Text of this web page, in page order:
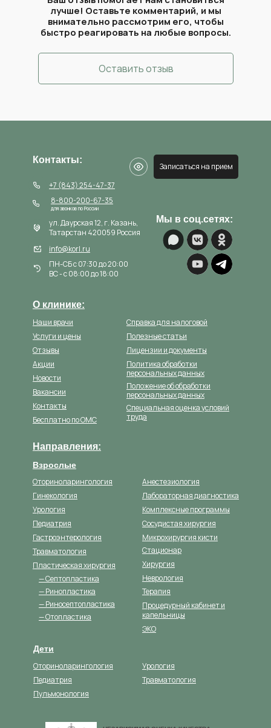
Оставить отзыв
лучше! Оставьте комментарий, и мы
внимательно рассмотрим его, чтобы
быстро реагировать на любые вопросы.
Записаться на прием
Мы в соц.сетях:
О клинике:
Направления:
Взрослые
Наши врачи
Оториноларингология
Услуги и цены
Гинекология
Отзывы
Контакты:
Урология
Урология
Акции
Педиатрия
Дети
Оториноларингология
Педиатрия
Пульмонология
Травматология
Новости
Гастроэнтерология
Вакансии
Травматология
Анестезиология
ул. Даурская 12, г. Казань,
Татарстан 420059 Россия
ПН-СБ с 07:30 до 20:00
ВС - с 08:00 до 18:00
— Септопластика
— Ринопластика
— Риносептопластика
— Отопластика
+7 (843) 254-47-37
Контакты
Пластическая хирургия
Лабораторная диагностика
info@korl.ru
Стационар
Бесплатно по ОМС
Справка для налоговой
Терапия
Комплексные программы
Хирургия
Лицензии и документы
Политика обработки
персональных данных
Положение об обработки
персональных данных
для звонков по России
8-800-200-67-35
Процедурный кабинет и
капельницы
ЭКО
Сосудистая хирургия
Неврология
Микрохирургия кисти
Специальная оценка условий
труда
Полезные статьи